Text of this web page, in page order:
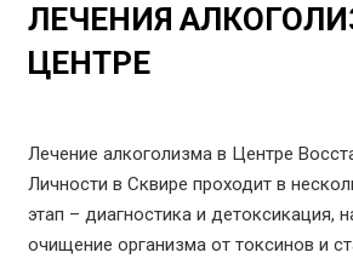
ЛЕЧЕНИЯ
ЦЕНТРЕ
Лечение алкоголизма в Центре
Личности в Сквире проходит в
этап – диагностика и детоксикация,
очищение организма от токсинов и